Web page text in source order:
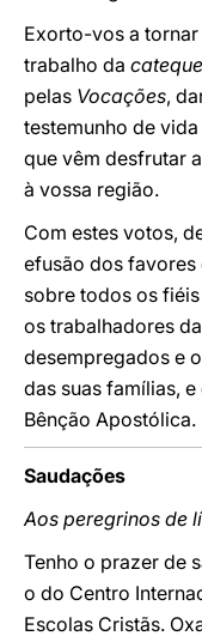
Exorto-vos a
trabalho da
pelas Vocações,
testemunho de
que vêm desfrutar
à vossa região.
Com estes votos,
efusão dos favores
sobre todos os
os trabalhadores
desempregados e
das suas famílias,
Bênção Apostólica.
Saudações
Aos peregrinos de
Tenho o prazer de
o do Centro
Escolas Cristãs.